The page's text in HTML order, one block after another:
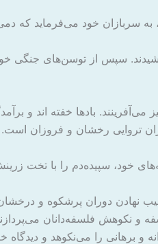
به سربازان خود می‌فرماید که دمی
سپس از توسن‌های جنگی
بادها خفته اند و
تروایی رخشان و فروزان است.
خود، سپیده‌دم را با تخت
نهادن دوران پرشکوه و
و نکوهش فلسفه‌دانان
و برهانی را می‌نکوهد و